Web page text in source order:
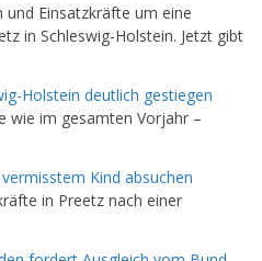
und Einsatzkräfte um eine
in Schleswig-Holstein. Jetzt gibt
Holstein deutlich gestiegen
wie im gesamten Vorjahr –
Kind absuchen
in Preetz nach einer